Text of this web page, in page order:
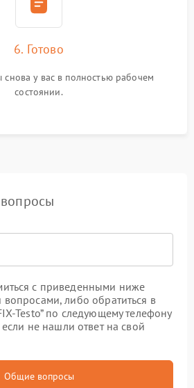
6. Готово
у вас в полностью рабочем
состоянии.
с приведенными ниже
либо обратиться в
Testo” по следующему телефону
если не нашли ответ на свой
Общие вопросы